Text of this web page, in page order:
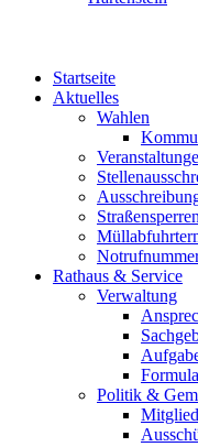
Startseite
Aktuelles
Wahlen
Straßensperren
Rathaus & Service
Verwaltung
Politik &